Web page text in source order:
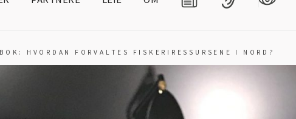
HVORDAN FORVALTES FISKERIRESSURSENE I NORD?